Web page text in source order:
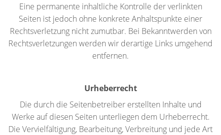
Eine permanente inhaltliche Kontrolle der verlinkten
Seiten ist jedoch ohne konkrete Anhaltspunkte einer
Rechtsverletzung nicht zumutbar. Bei Bekanntwerden von
Rechtsverletzungen werden wir derartige Links umgehend
entfernen.
Urheberrecht
Die durch die Seitenbetreiber erstellten Inhalte und
Werke auf diesen Seiten unterliegen dem Urheberrecht.
Die Vervielfältigung, Bearbeitung, Verbreitung und jede Art